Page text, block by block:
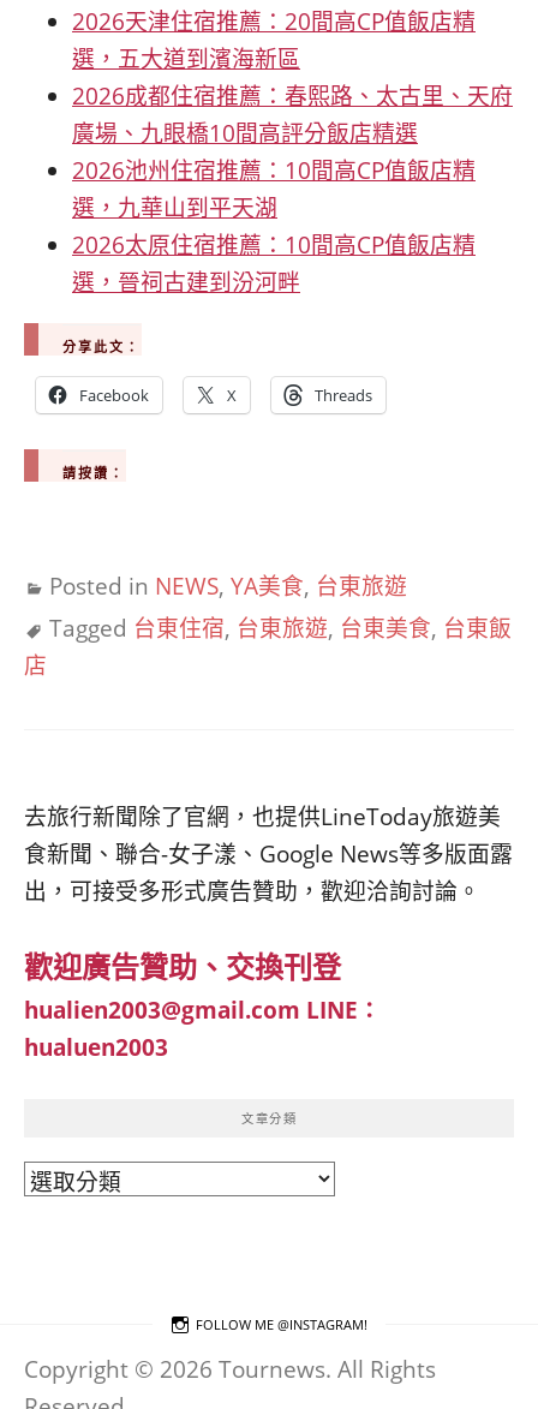
2026天津住宿推薦：20間高CP值飯店精
選，五大道到濱海新區
2026成都住宿推薦：春熙路、太古里、天府
廣場、九眼橋10間高評分飯店精選
2026池州住宿推薦：10間高CP值飯店精
選，九華山到平天湖
2026太原住宿推薦：10間高CP值飯店精
選，晉祠古建到汾河畔
分享此文：
Facebook X Threads
請按讚：
Posted in NEWS, YA美食, 台東旅遊
Tagged 台東住宿, 台東旅遊, 台東美食, 台東飯
店
去旅行新聞除了官網，也提供LineToday旅遊美
食新聞、聯合-女子漾、Google News等多版面露
出，可接受多形式廣告贊助，歡迎洽詢討論。
歡迎廣告贊助、交換刊登
hualien2003@gmail.com LINE：
hualuen2003
文章分類
文
FOLLOW ME @INSTAGRAM!
Copyright © 2026 Tournews. All Rights